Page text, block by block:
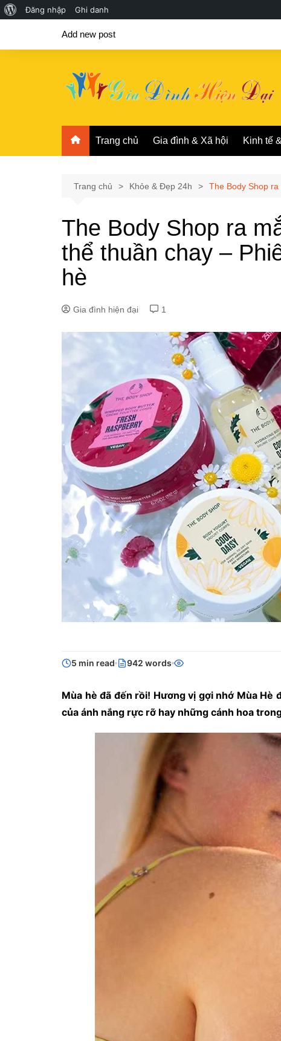
Giới
về
Đăng nhập Ghi danh
Add new post
Trang chủ Gia đình & Xã hội Kinh tế
Trang chủ Khỏe & Đẹp 24h The Body Shop
The Body Shop ra
thể thuần chay –
hè
Gia đình hiện đại 1
5 min read 942 words
Mùa hè đã đến rồi! Hương vị gợi nhớ Mùa Hè
của ánh nắng rực rỡ hay những cánh hoa